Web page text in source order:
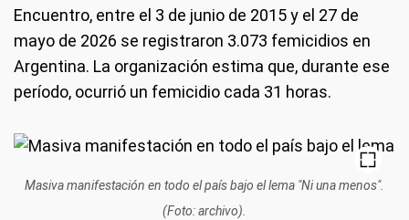
Encuentro, entre el 3 de junio de 2015 y el 27 de
mayo de 2026 se registraron 3.073 femicidios en
Argentina. La organización estima que, durante ese
período, ocurrió un femicidio cada 31 horas.
Masiva manifestación en todo el país bajo el lema "Ni una menos".
(Foto: archivo).